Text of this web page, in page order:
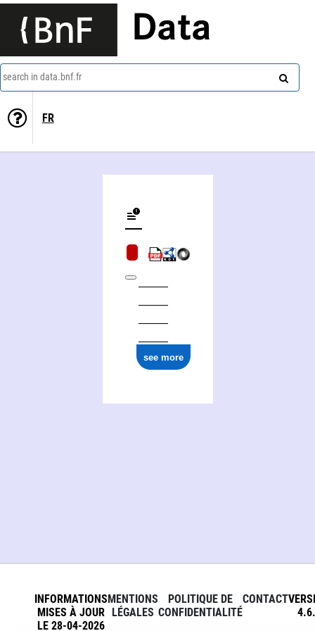
Data
search in data.bnf.fr
FR
see more
INFORMATIONS
MISES À JOUR
LE 28-04-2026
MENTIONS
LÉGALES
POLITIQUE DE
CONFIDENTIALITÉ
CONTACT